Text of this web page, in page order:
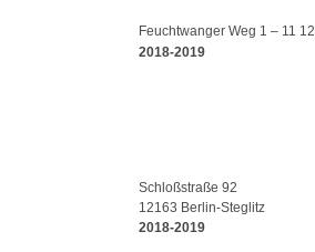
Feuchtwanger Weg 1 – 11
2018-2019
Schloßstraße 92
12163 Berlin-Steglitz
2018-2019